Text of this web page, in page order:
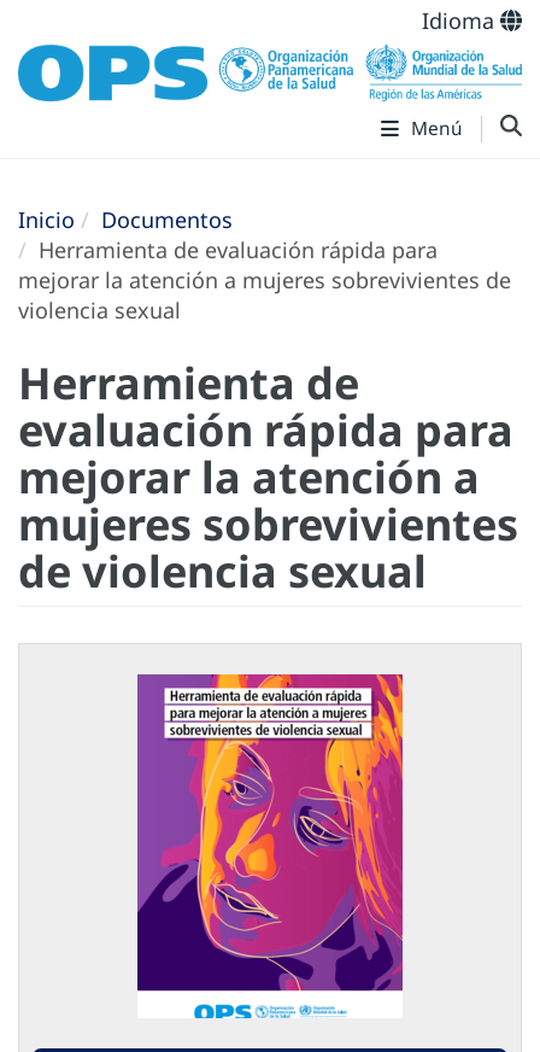
Idioma
Menú
Inicio
Documentos
Herramienta de evaluación rápida para
mejorar la atención a mujeres sobrevivientes de
violencia sexual
Herramienta de
evaluación rápida para
mejorar la atención a
mujeres sobrevivientes
de violencia sexual